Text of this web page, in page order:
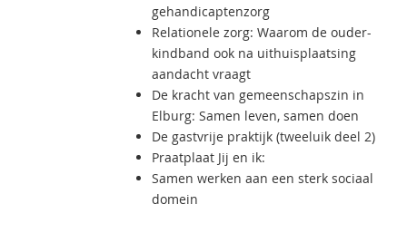
gehandicaptenzorg
Relationele zorg: Waarom de ouder-
kindband ook na uithuisplaatsing
aandacht vraagt
De kracht van gemeenschapszin in
Elburg: Samen leven, samen doen
De gastvrije praktijk (tweeluik deel 2)
Praatplaat Jij en ik:
Samen werken aan een sterk sociaal
domein